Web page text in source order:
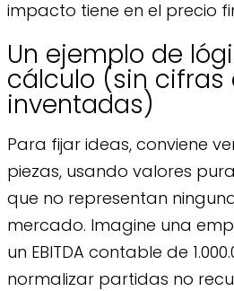
impacto tiene en el precio
Un ejemplo de
cálculo (sin
inventadas)
Para fijar ideas, conviene
piezas, usando valores
que no representan
mercado. Imagine una
un EBITDA contable de
normalizar partidas no